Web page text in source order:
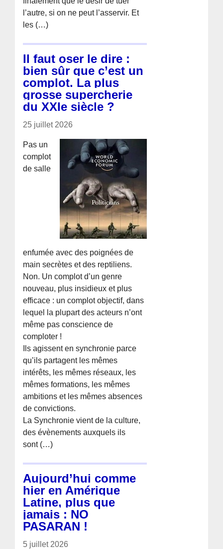
l’autre, si on ne peut l’asservir. Et
les (…)
Il faut oser le dire :
bien sûr que c’est un
complot. La plus
grosse supercherie
du XXIe siècle ?
25 juillet 2026
Pas un
complot
de salle
enfumée avec des poignées de
main secrètes et des reptiliens.
Non. Un complot d’un genre
nouveau, plus insidieux et plus
efficace : un complot objectif, dans
lequel la plupart des acteurs n’ont
même pas conscience de
comploter !
Ils agissent en synchronie parce
qu’ils partagent les mêmes
intérêts, les mêmes réseaux, les
mêmes formations, les mêmes
ambitions et les mêmes absences
de convictions.
La Synchronie vient de la culture,
des évènements auxquels ils
sont (…)
Aujourd’hui comme
hier en Amérique
Latine, plus que
jamais : NO
PASARAN !
5 juillet 2026